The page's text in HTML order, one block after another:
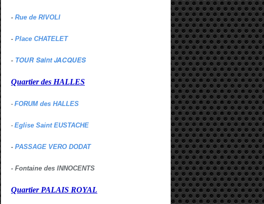
- Rue de RIVOLI
- Place CHATELET
- TOUR Saint JACQUES
Quartier des HALLES
- FORUM des HALLES
- Eglise Saint EUSTACHE
- PASSAGE VERO DODAT
- Fontaine des INNOCENTS
Quartier PALAIS ROYAL